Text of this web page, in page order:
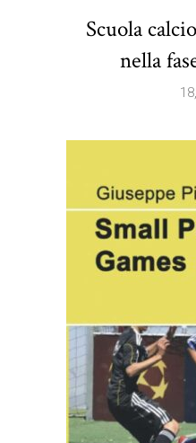
Scuola
nella